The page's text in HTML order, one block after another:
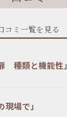
コミ一覧を見る
種類と機能性」
場で」